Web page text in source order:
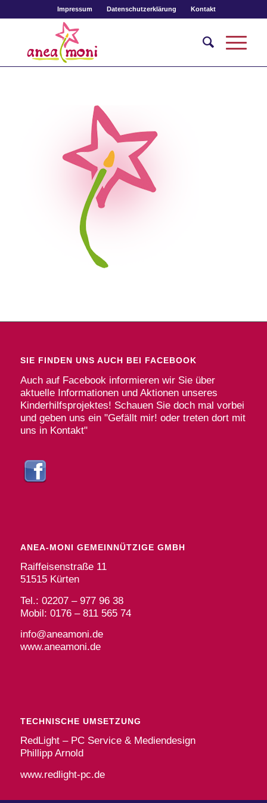
Impressum Datenschutzerklärung Kontakt
SIE FINDEN UNS AUCH BEI FACEBOOK
Auch auf Facebook informieren wir Sie über
aktuelle Informationen und Aktionen unseres
Kinderhilfsprojektes! Schauen Sie doch mal vorbei
und geben uns ein "Gefällt mir! oder treten dort mit
uns in Kontakt"
ANEA-MONI GEMEINNÜTZIGE GMBH
Raiffeisenstraße 11
51515 Kürten
Tel.: 02207 – 977 96 38
Mobil: 0176 – 811 565 74
info@aneamoni.de
www.aneamoni.de
TECHNISCHE UMSETZUNG
RedLight – PC Service & Mediendesign
Phillipp Arnold
www.redlight-pc.de